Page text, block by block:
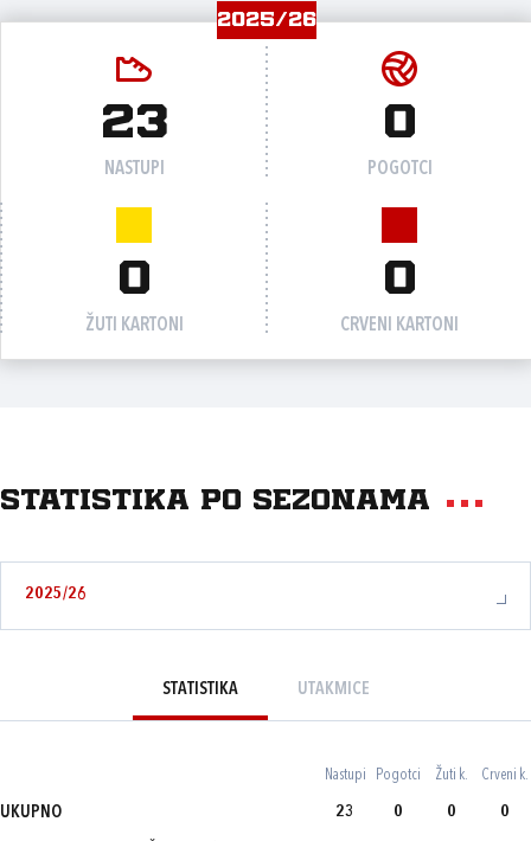
2025/26
23
NASTUPI
0
POGOTCI
0
ŽUTI KARTONI
0
CRVENI KARTONI
Statistika po sezonama
2025/26
STATISTIKA UTAKMICE
Nastupi Pogotci Žuti k. Crveni k.
UKUPNO 23 0 0 0